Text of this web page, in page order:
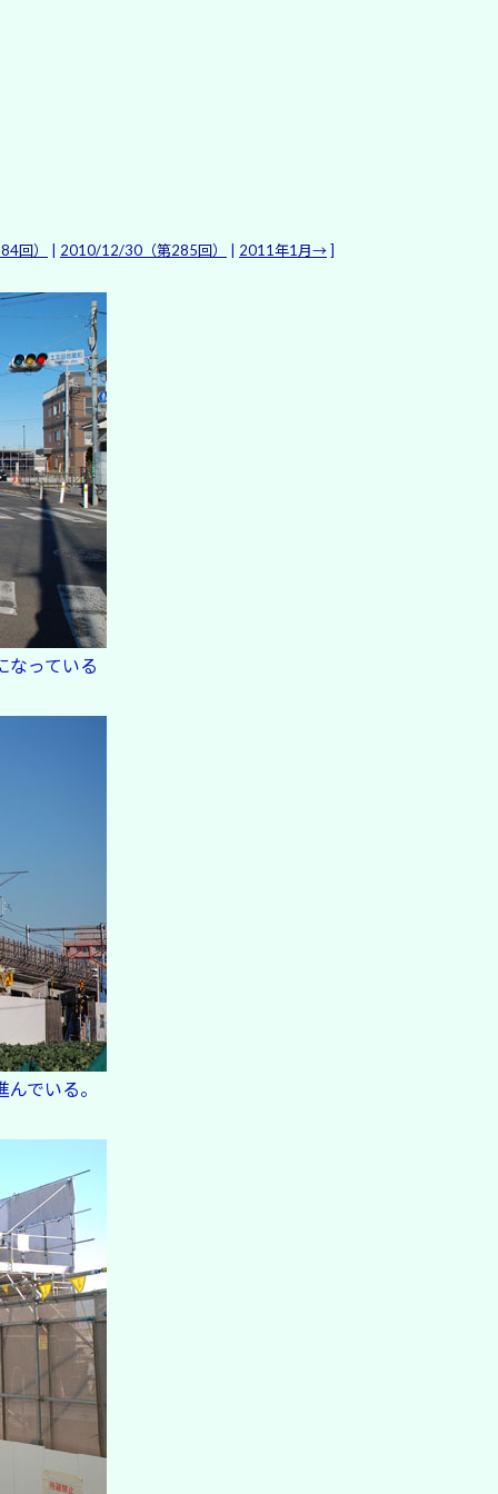
回） 2010/12/30（第285回） 2011年1月→]
なっている
でいる。